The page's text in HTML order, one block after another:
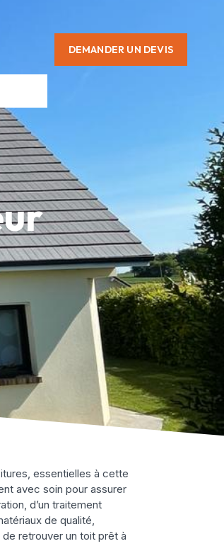
DEMANDER UN DEVIS
essentielles à cette
avec soin pour assurer
d’un traitement
de qualité,
retrouver un toit prêt à